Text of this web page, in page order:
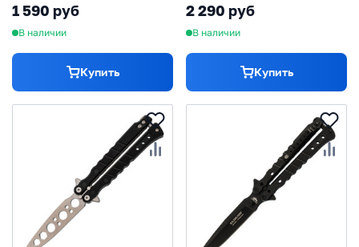
1 590 руб
В наличии
Купить
2 290 руб
В наличии
Купить